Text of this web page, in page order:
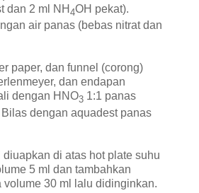
dan 2 ml NH 4OH pekat).
air panas (bebas nitrat dan
paper, dan funnel (corong)
dan endapan
dengan HNO3 1:1 panas
dengan aquadest panas
diuapkan di atas hot plate suhu
5 ml dan tambahkan
volume 30 ml lalu didinginkan.